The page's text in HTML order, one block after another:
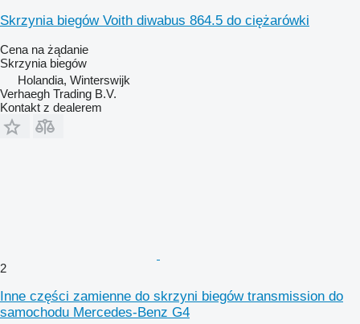
Skrzynia biegów Voith diwabus 864.5 do ciężarówki
Cena na żądanie
Skrzynia biegów
Holandia, Winterswijk
Verhaegh Trading B.V.
Kontakt z dealerem
2
Inne części zamienne do skrzyni biegów transmission do
samochodu Mercedes-Benz G4